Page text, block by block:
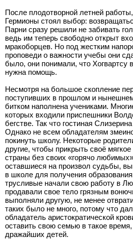
После плодотворной летней
Гермионы стоял выбор:
Парни сразу решили не забивать
ведь им теперь свободно открыт
мракоборцев. Но под жестким
проповеди о важности учебы они
было, они понимали, что Хогвартсу
нужна помощь.
Несмотря на большое скопление
поступивших в прошлом и
битком наполнена учениками.
которых входили приспешники
бегстве. Так что гостиная
Однако не всем обладателям
покинуть школу. Некоторые
другие, чтобы прикрыть своё
страны без своих «горячо
оставшиеся на произвол судьбы,
в школе для получения
трусливые начали свою работу в
продавали свое тело грязным
выполняли другую, не менее
таких было не много, потому что
обладатель аристократической
оставить свою семью в такое
дражайших детей.